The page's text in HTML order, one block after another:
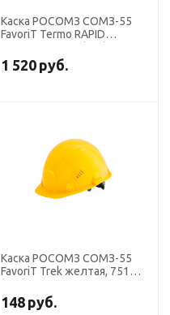
Каска РОСОМЗ СОМЗ-55
FavoriT Termo RAPID
1 520 руб.
Каска РОСОМЗ СОМЗ-55
FavoriT Trek желтая, 75115
148 руб.